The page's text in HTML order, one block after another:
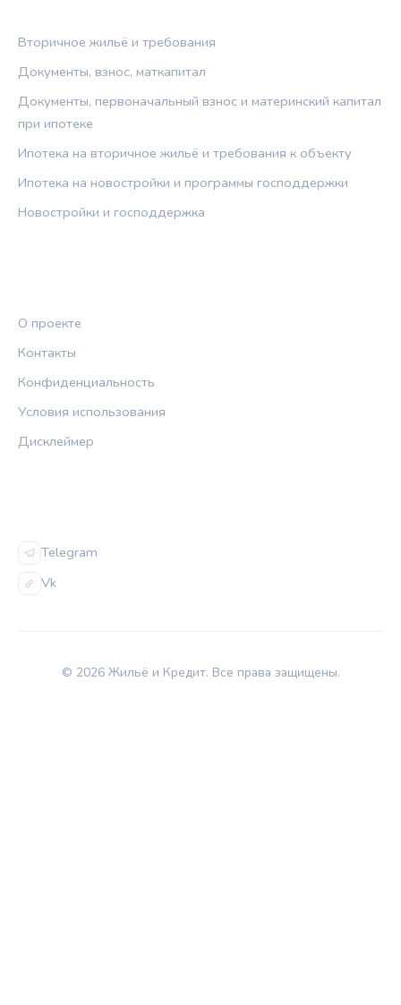
Вторичное жильё и требования
Документы, взнос, маткапитал
Документы, первоначальный взнос и материнский капитал
при ипотеке
Ипотека на вторичное жильё и требования к объекту
Ипотека на новостройки и программы господдержки
Новостройки и господдержка
О проекте
Контакты
Конфиденциальность
Условия использования
Дисклеймер
Telegram
Vk
© 2026 Жильё и Кредит. Все права защищены.